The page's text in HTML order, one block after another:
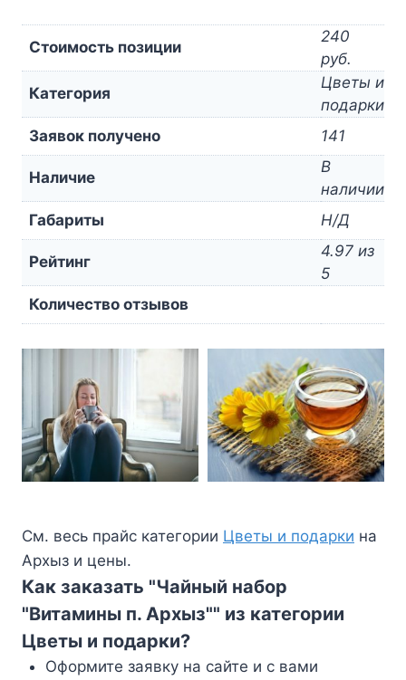
Стоимость позиции
240
руб.
Категория
Цветы и
подарки
Заявок получено
141
Наличие
В
наличии
Габариты
Н/Д
Рейтинг
4.97 из
5
Количество отзывов
См. весь прайс категории Цветы и подарки на
Архыз и цены.
Как заказать "Чайный набор
"Витамины п. Архыз"" из категории
Цветы и подарки?
Оформите заявку на сайте и с вами